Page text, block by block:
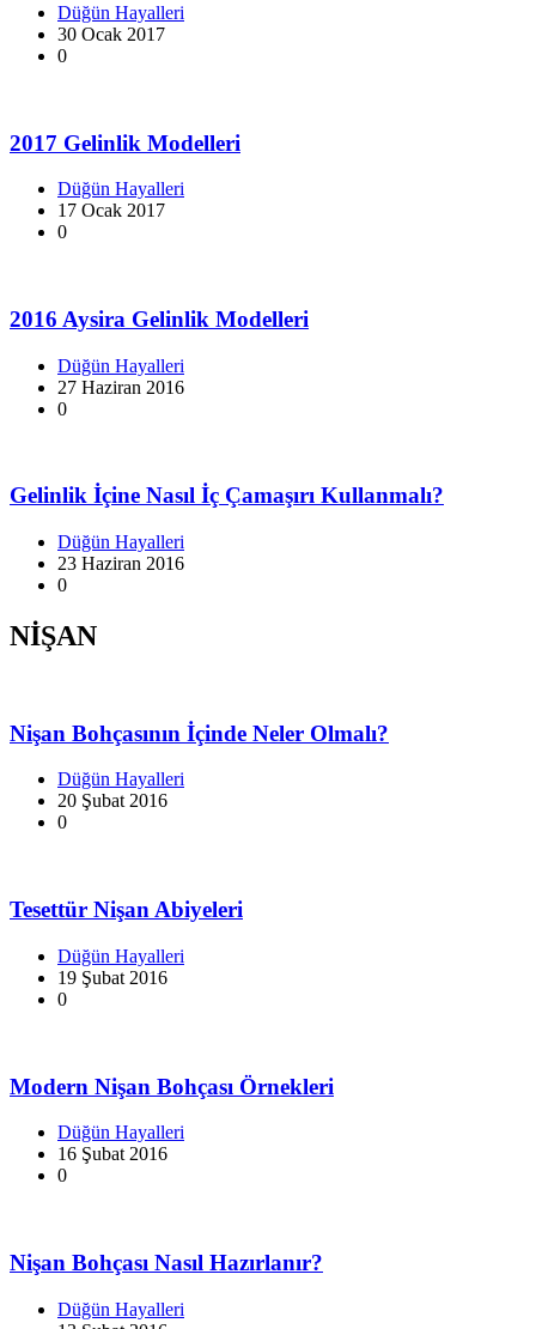
Düğün Hayalleri
30 Ocak 2017
0
2017 Gelinlik Modelleri
Düğün Hayalleri
17 Ocak 2017
0
2016 Aysira Gelinlik Modelleri
Düğün Hayalleri
27 Haziran 2016
0
Gelinlik İçine Nasıl İç Çamaşırı Kullanmalı?
Düğün Hayalleri
23 Haziran 2016
0
NİŞAN
Nişan Bohçasının İçinde Neler Olmalı?
Düğün Hayalleri
20 Şubat 2016
0
Tesettür Nişan Abiyeleri
Düğün Hayalleri
19 Şubat 2016
0
Modern Nişan Bohçası Örnekleri
Düğün Hayalleri
16 Şubat 2016
0
Nişan Bohçası Nasıl Hazırlanır?
Düğün Hayalleri